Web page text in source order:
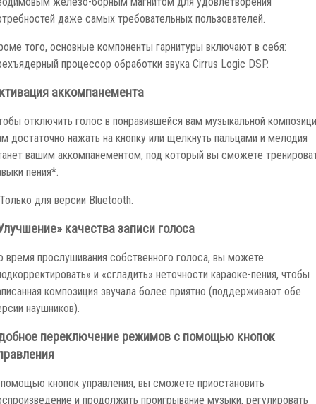
даже самых требовательных пользователей.
того, основные компоненты гарнитуры включают в себя:
процессор обработки звука Cirrus Logic DSP.
аккомпанемента
отключить голос в понравившейся вам музыкальной
достаточно нажать на кнопку или щелкнуть пальцами и мелодия
вашим аккомпанементом, под который вы сможете
пения*.
для версии Bluetooth.
качества записи голоса
время прослушивания собственного голоса, вы можете
и «сгладить» неточности караоке-пения, чтобы
композиция звучала более приятно (поддерживают обе
наушников).
переключение режимов с помощью кнопок
кнопок управления, вы сможете приостановить
и продолжить проигрывание музыки, регулировать